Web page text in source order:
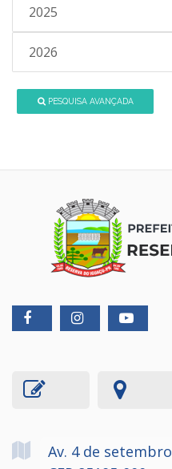
2025
2026
PESQUISA AVANÇADA
Av. 4 de setembro